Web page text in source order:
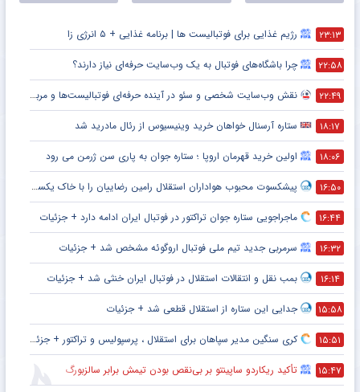
۲۳:۱۳ رژیم غذایی برای فوتبالیست ها | برنامه غذایی + ۵ انرژی زا
۲۲:۵۸ چرا باشگاه‌های فوتبال به یک وب‌سایت حرفه‌ای نیاز دارند؟
۲۲:۴۹ نقش وب‌سایت شخصی و سئو در آینده حرفه‌ای فوتبالیست‌ها و مربیان
۱۸:۱۷ ستاره آرسنال خواهان خرید وینیسیوس از رئال مادرید شد
۱۸:۰۶ اولین خرید قهرمان اروپا ؛ ستاره جوان به پاری سن ژرمن می رود
۱۶:۵۰ پیشکسوت محبوب هواداران استقلال رامین رضاییان را با خاک یکسان کرد + جزئیات
۱۶:۴۴ ماجراجویی ستاره جوان تراکتور در فوتبال ایران ادامه دارد + جزئیات
۱۶:۳۲ سرمربی جدید تیم ملی فوتبال اروگوئه مشخص شد + جزئیات
۱۶:۱۴ بمب نقل و انتقالات استقلال در فوتبال ایران خنثی شد + جزئیات
۱۵:۵۸ جدایی این ستاره از استقلال قطعی شد + جزئیات
۱۵:۵۱ کری سنگین مدیر سپاهان برای استقلال ، پرسپولیس و تراکتور + جزئیات
۱۵:۴۷ تأکید ریکاردو ساپینتو بر بی‌نقص بودن تیمش برابر سالزبورگ